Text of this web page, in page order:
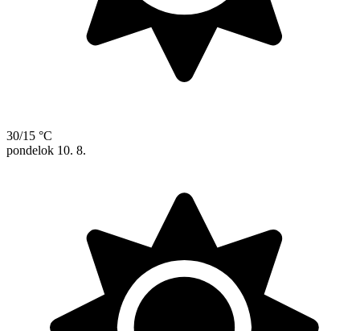
30/15 °C
pondelok 10. 8.